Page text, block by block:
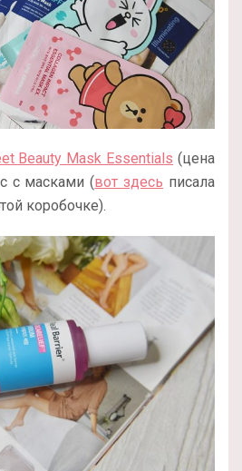
Beauty Mask Essentials (цена
с масками (вот здесь писала
коробочке).